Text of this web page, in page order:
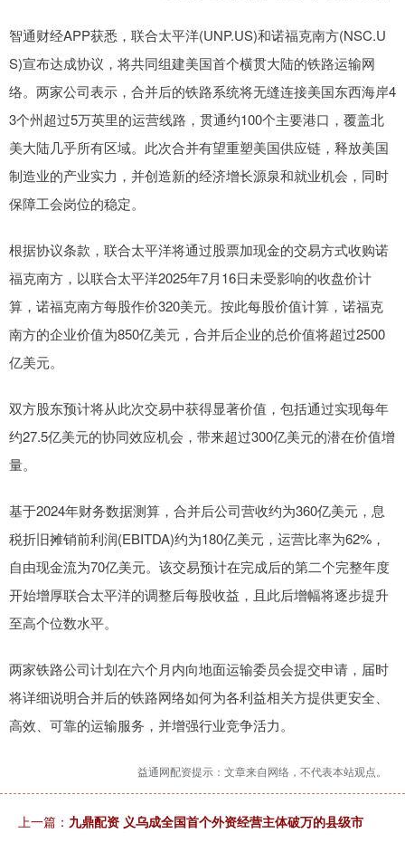
智通财经APP获悉，联合太平洋(UNP.US)和诺福克南方(NSC.U
S)宣布达成协议，将共同组建美国首个横贯大陆的铁路运输网
络。两家公司表示，合并后的铁路系统将无缝连接美国东西海岸4
3个州超过5万英里的运营线路，贯通约100个主要港口，覆盖北
美大陆几乎所有区域。此次合并有望重塑美国供应链，释放美国
制造业的产业实力，并创造新的经济增长源泉和就业机会，同时
保障工会岗位的稳定。
根据协议条款，联合太平洋将通过股票加现金的交易方式收购诺
福克南方，以联合太平洋2025年7月16日未受影响的收盘价计
算，诺福克南方每股作价320美元。按此每股价值计算，诺福克
南方的企业价值为850亿美元，合并后企业的总价值将超过2500
亿美元。
双方股东预计将从此次交易中获得显著价值，包括通过实现每年
约27.5亿美元的协同效应机会，带来超过300亿美元的潜在价值增
量。
基于2024年财务数据测算，合并后公司营收约为360亿美元，息
税折旧摊销前利润(EBITDA)约为180亿美元，运营比率为62%，
自由现金流为70亿美元。该交易预计在完成后的第二个完整年度
开始增厚联合太平洋的调整后每股收益，且此后增幅将逐步提升
至高个位数水平。
两家铁路公司计划在六个月内向地面运输委员会提交申请，届时
将详细说明合并后的铁路网络如何为各利益相关方提供更安全、
高效、可靠的运输服务，并增强行业竞争活力。
益通网配资提示：文章来自网络，不代表本站观点。
上一篇： 九鼎配资 义乌成全国首个外资经营主体破万的县级市